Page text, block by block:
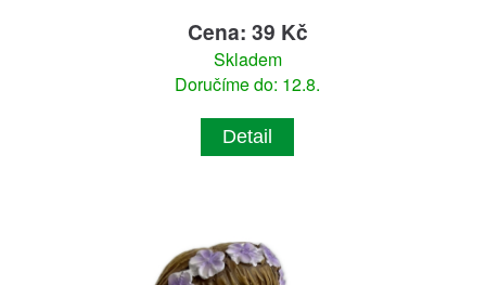
Cena: 39 Kč
Skladem
Doručíme do: 12.8.
Detail